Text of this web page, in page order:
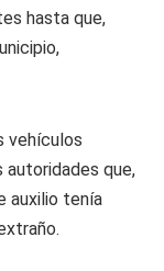
hasta que,
vehículos
autoridades que,
auxilio tenía